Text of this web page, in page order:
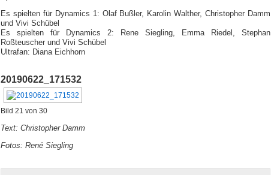
Es spielten für Dynamics 1: Olaf Bußler, Karolin Walther, Christopher Damm
und Vivi Schübel
Es spielten für Dynamics 2: Rene Siegling, Emma Riedel, Stephan
Roßteuscher und Vivi Schübel
Ultrafan: Diana Eichhorn
20190622_171532
Bild 21 von 30
Text: Christopher Damm
Fotos: René Siegling